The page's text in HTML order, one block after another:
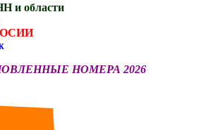
и области
НОМЕРА 2026